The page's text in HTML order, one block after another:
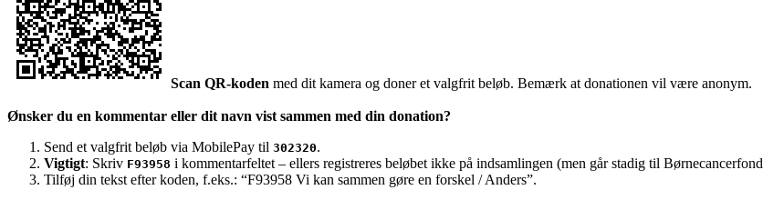
Scan QR-koden med dit kamera og doner et valgfrit beløb. Bemærk at donationen vil være anonym.
Ønsker du en kommentar eller dit navn vist sammen med din donation?
Send et valgfrit beløb via MobilePay til 302320.
Vigtigt: Skriv F93958 i kommentarfeltet – ellers registreres beløbet ikke på indsamlingen (men går stadig til
Tilføj din tekst efter koden, f.eks.: “F93958 Vi kan sammen gøre en forskel / Anders”.